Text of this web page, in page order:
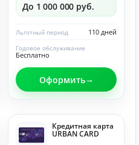
До 1 000 000 руб.
110 дней
Льготный период
Бесплатно
Годовое обслуживание
Оформить
Кредитная карта
URBAN CARD